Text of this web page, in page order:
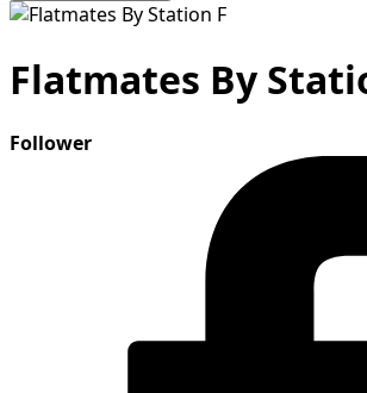
Flatmates By
Follower